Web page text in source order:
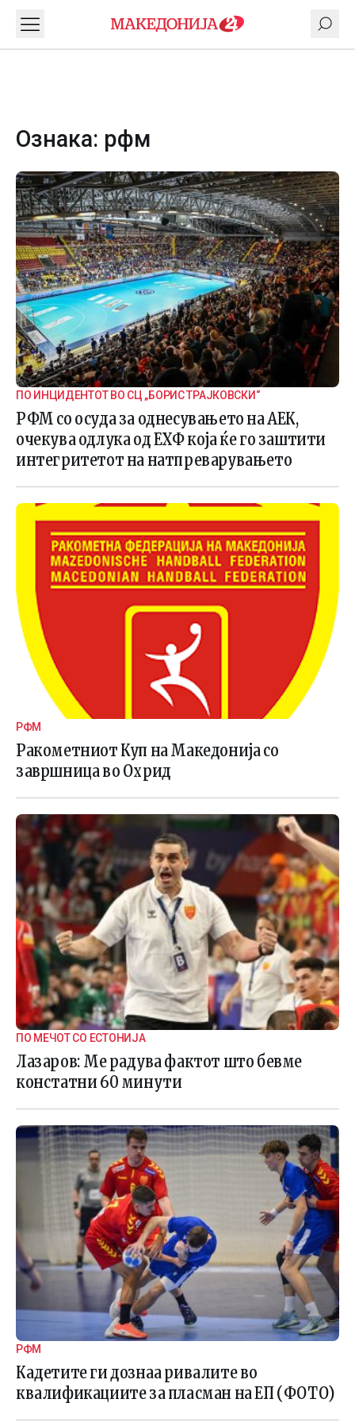
Ознака: рфм
ПО ИНЦИДЕНТОТ ВО СЦ „БОРИС ТРАЈКОВСКИ“
РФМ со осуда за однесувањето на АЕК,
очекува одлука од ЕХФ која ќе го заштити
интегритетот на натпреварувањето
РФМ
Ракометниот Куп на Македонија со
завршница во Охрид
ПО МЕЧОТ СО ЕСТОНИЈА
Лазаров: Me радува фактот што бевме
констатни 60 минути
РФМ
Кадетите ги дознаа ривалите во
квалификациите за пласман на ЕП (ФОТО)